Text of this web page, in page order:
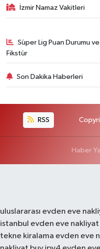
İzmir Namaz Vakitleri
Süper Lig Puan Durumu ve
Fikstür
Son Dakika Haberleri
RSS
Haber
uluslararası evden eve
istanbul evden eve nakliyat
tekne kiralama evden eve